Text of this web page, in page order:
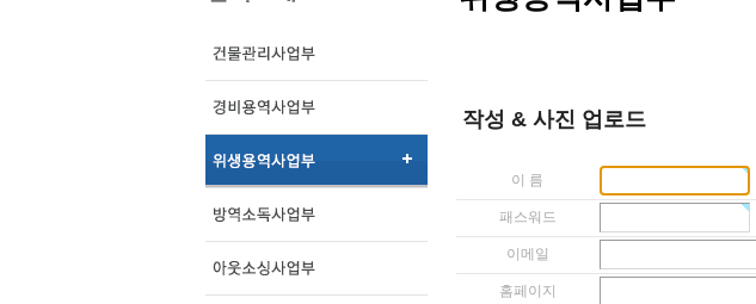
작성 & 사진 업로드
이 름
패스워드
이메일
홈페이지